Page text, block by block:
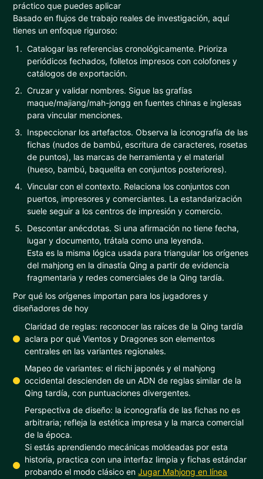
práctico que puedes aplicar
Basado en flujos de trabajo reales de investigación, aquí
tienes un enfoque riguroso:
Catalogar las referencias cronológicamente. Prioriza
periódicos fechados, folletos impresos con colofones y
catálogos de exportación.
Cruzar y validar nombres. Sigue las grafías
maque/majiang/mah-jongg en fuentes chinas e inglesas
para vincular menciones.
Inspeccionar los artefactos. Observa la iconografía de las
fichas (nudos de bambú, escritura de caracteres, rosetas
de puntos), las marcas de herramienta y el material
(hueso, bambú, baquelita en conjuntos posteriores).
Vincular con el contexto. Relaciona los conjuntos con
puertos, impresores y comerciantes. La estandarización
suele seguir a los centros de impresión y comercio.
Descontar anécdotas. Si una afirmación no tiene fecha,
lugar y documento, trátala como una leyenda.
Esta es la misma lógica usada para triangular los orígenes
del mahjong en la dinastía Qing a partir de evidencia
fragmentaria y redes comerciales de la Qing tardía.
Por qué los orígenes importan para los jugadores y
diseñadores de hoy
Claridad de reglas: reconocer las raíces de la Qing tardía
aclara por qué Vientos y Dragones son elementos
centrales en las variantes regionales.
Mapeo de variantes: el riichi japonés y el mahjong
occidental descienden de un ADN de reglas similar de la
Qing tardía, con puntuaciones divergentes.
Perspectiva de diseño: la iconografía de las fichas no es
arbitraria; refleja la estética impresa y la marca comercial
de la época.
Si estás aprendiendo mecánicas moldeadas por esta
historia, practica con una interfaz limpia y fichas estándar
probando el modo clásico enJugar Mahjong en línea